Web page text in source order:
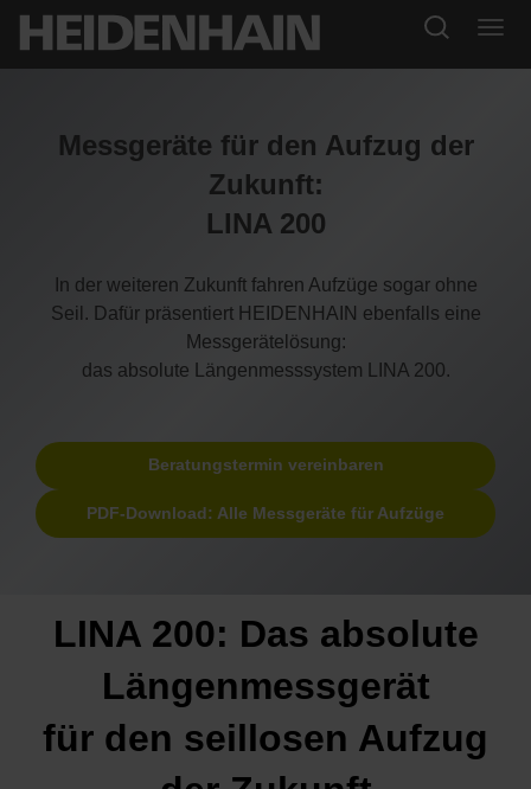
Messgeräte für den Aufzug der
Zukunft:
LINA 200
In der weiteren Zukunft fahren Aufzüge sogar ohne
Seil. Dafür präsentiert HEIDENHAIN ebenfalls eine
Messgerätelösung:
das absolute Längenmesssystem LINA 200.
Beratungstermin vereinbaren
PDF-Download: Alle Messgeräte für Aufzüge
LINA 200: Das absolute
Längenmessgerät
für den seillosen Aufzug